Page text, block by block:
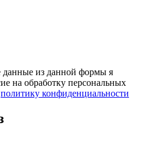
данные из данной формы я
на обработку персональных
политику конфиденциальности